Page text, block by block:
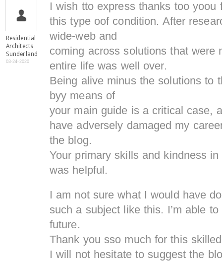
Residential
Architects
Sunderland
03-24-2020
I wish tto express thanks too yoou
this type oof condition. After
wide-web and
coming across solutions that were
entire life was well over.
Being alive minus the solutions to
byy means of
your main guide is a critical case,
have adversely damaged my
the blog.
Your primary skills and kindness
was helpful.
I am not sure what I would have
such a subject like this. I’m able
future.
Thank you sso much for this
I will not hesitate to suggest the